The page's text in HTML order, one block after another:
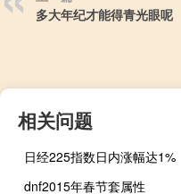
多大年纪才能得青光眼呢
相关问题
日经225指数日内涨幅达1%
dnf2015年春节套属性